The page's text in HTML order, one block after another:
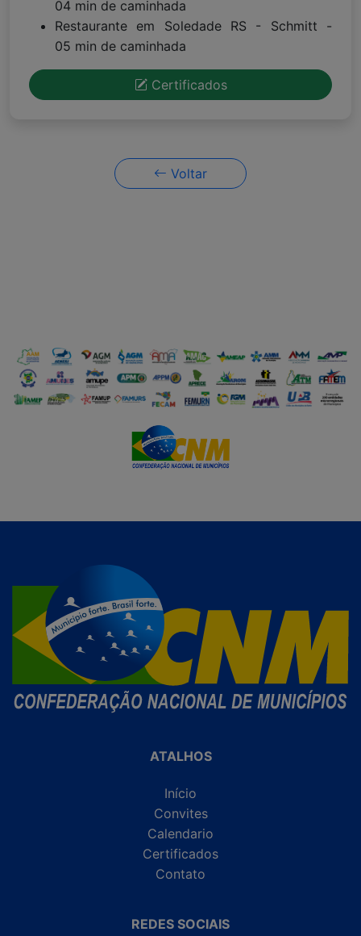
04 min de caminhada
Restaurante em Soledade RS - Schmitt -
05 min de caminhada
Certificados
Voltar
ATALHOS
Início
Convites
Calendario
Certificados
Contato
REDES SOCIAIS